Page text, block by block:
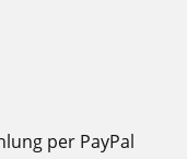
per PayPal